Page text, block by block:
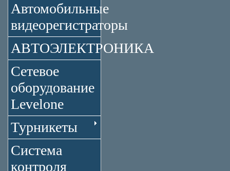
Автомобильные
видеорегистраторы
АВТОЭЛЕКТРОНИКА
Сетевое
оборудование
Levelone
Турникеты
Система
контроля